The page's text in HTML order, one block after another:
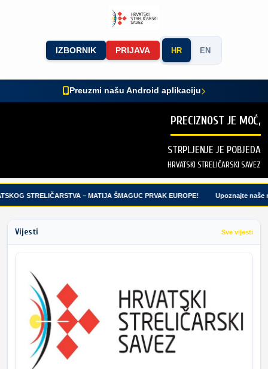
IZBORNIK PRIJAVA HR EN
Preuzmi našu Android aplikaciju
PRECIZNOST JE MOĆ,
STRPLJENJE JE POBJEDA
HRVATSKI STRELIČARSKI SAVEZ
STRELIČARSTVA – MATIJA ŠMAGUC PRVAK EUROPE! Upoznajte naše
Vijesti Sve vijesti